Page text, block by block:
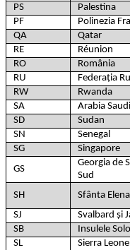
PS
Palestina
PF
Polinezia
QA
Qatar
RE
Réunion
RO
România
RU
Federația
RW
Rwanda
SA
Arabia
SD
Sudan
SN
Senegal
SG
Singapore
GS
Georgia de
Sud
SH
Sfânta Elena
SJ
Svalbard și
SB
Insulele
SL
Sierra Leone